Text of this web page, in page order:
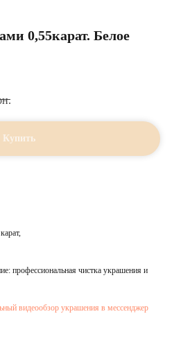
0,55карат. Белое
Купить
профессиональная чистка украшения и
видеообзор украшения в мессенджер